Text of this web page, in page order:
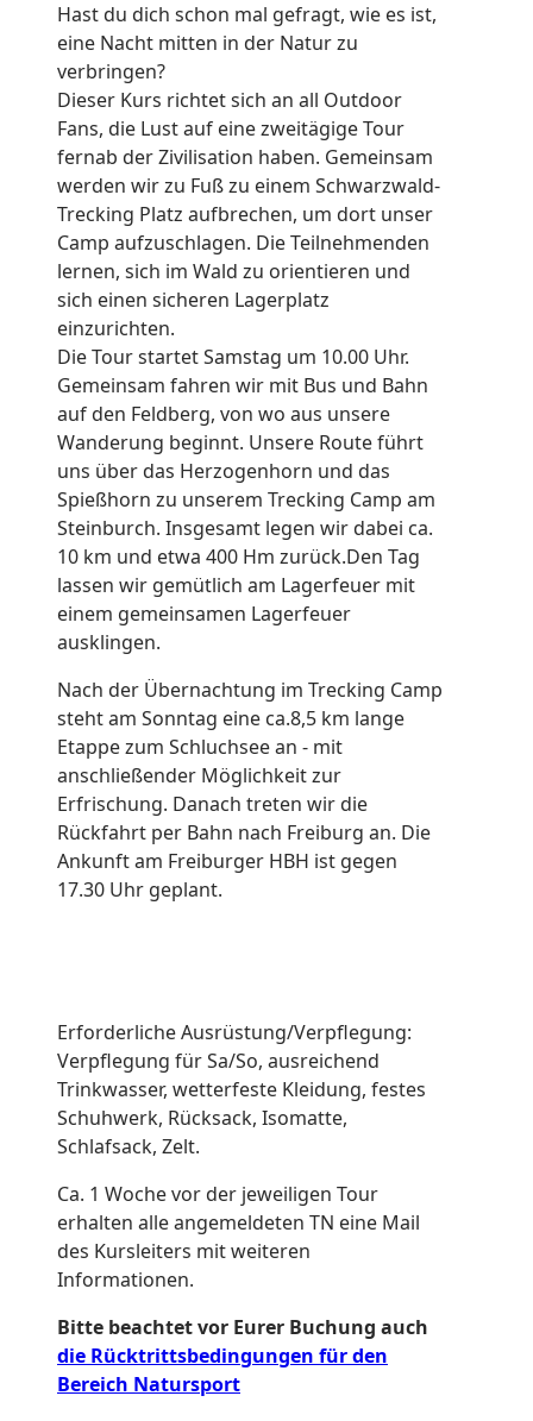
Hast du dich schon mal gefragt, wie es ist,
eine Nacht mitten in der Natur zu
verbringen?
Dieser Kurs richtet sich an all Outdoor
Fans, die Lust auf eine zweitägige Tour
fernab der Zivilisation haben. Gemeinsam
werden wir zu Fuß zu einem Schwarzwald-
Trecking Platz aufbrechen, um dort unser
Camp aufzuschlagen. Die Teilnehmenden
lernen, sich im Wald zu orientieren und
sich einen sicheren Lagerplatz
einzurichten.
Die Tour startet Samstag um 10.00 Uhr.
Gemeinsam fahren wir mit Bus und Bahn
auf den Feldberg, von wo aus unsere
Wanderung beginnt. Unsere Route führt
uns über das Herzogenhorn und das
Spießhorn zu unserem Trecking Camp am
Steinburch. Insgesamt legen wir dabei ca.
10 km und etwa 400 Hm zurück.Den Tag
lassen wir gemütlich am Lagerfeuer mit
einem gemeinsamen Lagerfeuer
ausklingen.
Nach der Übernachtung im Trecking Camp
steht am Sonntag eine ca.8,5 km lange
Etappe zum Schluchsee an - mit
anschließender Möglichkeit zur
Erfrischung. Danach treten wir die
Rückfahrt per Bahn nach Freiburg an. Die
Ankunft am Freiburger HBH ist gegen
17.30 Uhr geplant.
Erforderliche Ausrüstung/Verpflegung:
Verpflegung für Sa/So, ausreichend
Trinkwasser, wetterfeste Kleidung, festes
Schuhwerk, Rücksack, Isomatte,
Schlafsack, Zelt.
Ca. 1 Woche vor der jeweiligen Tour
erhalten alle angemeldeten TN eine Mail
des Kursleiters mit weiteren
Informationen.
Bitte beachtet vor Eurer Buchung auch
die Rücktrittsbedingungen für den
Bereich Natursport